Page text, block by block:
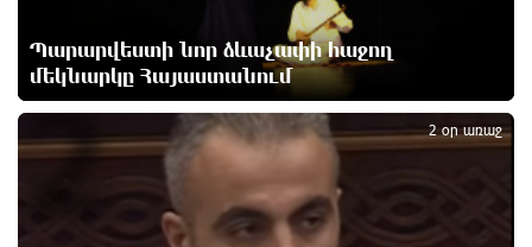
Հրդեհի ահազանգ Սայաթ-Նովա պողոտայում.
շենքից տարհանվել է 5 բնակիչ
Ճապոնական Յակիշիմե կերամիկայի
ցուցահանդեսը երկարաձգվել է մինչև օգոստոսի
Պարարվեստի նոր ձևաչափի հաջող
մեկնարկը Հայաստանում
2 օր առաջ
2